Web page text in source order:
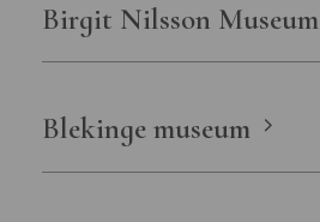
Birgit Nilsson Museum
Blekinge museum